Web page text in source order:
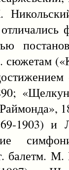
сюжетам
1903)
балетм.